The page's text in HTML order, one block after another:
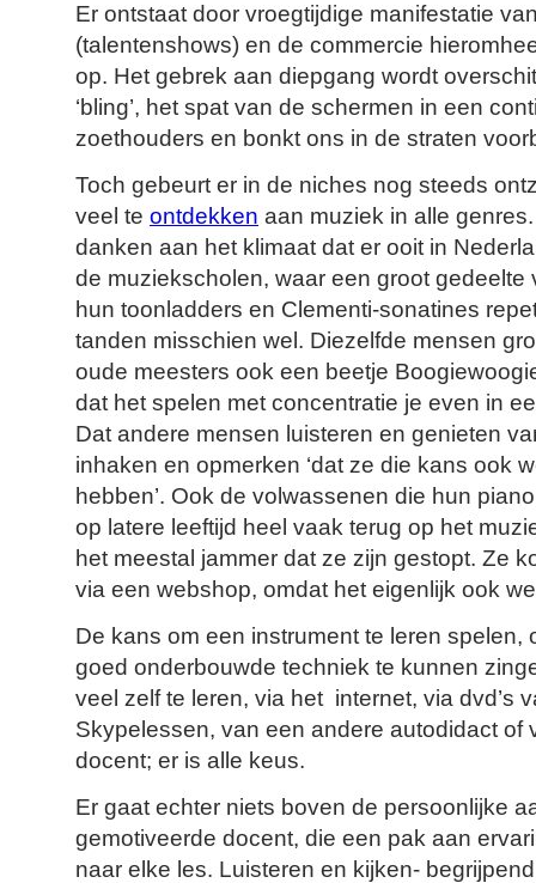
Er ontstaat door vroegtijdige manifestatie
(talentenshows) en de commercie
op. Het gebrek aan diepgang wordt
‘bling’, het spat van de schermen in een
zoethouders en bonkt ons in de straten
Toch gebeurt er in de niches nog steeds
veel te ontdekken aan muziek in alle
danken aan het klimaat dat er ooit in
de muziekscholen, waar een groot gedeelte
hun toonladders en Clementi-sonatines
tanden misschien wel. Diezelfde mensen
oude meesters ook een beetje
dat het spelen met concentratie je even in
Dat andere mensen luisteren en genieten
inhaken en opmerken ‘dat ze die kans ook
hebben’. Ook de volwassenen die hun
op latere leeftijd heel vaak terug op het
het meestal jammer dat ze zijn gestopt. Ze
via een webshop, omdat het eigenlijk ook
De kans om een instrument te leren spelen,
goed onderbouwde techniek te kunnen
veel zelf te leren, via het internet, via dvd’s
Skypelessen, van een andere autodidact of
docent; er is alle keus.
Er gaat echter niets boven de persoonlijke
gemotiveerde docent, die een pak aan
naar elke les. Luisteren en kijken-